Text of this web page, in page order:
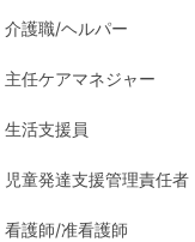
介護職/ヘルパー
主任ケアマネジャー
生活支援員
児童発達支援管理責任者
看護師/准看護師